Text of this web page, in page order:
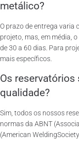
metálico?
O prazo de entrega varia
projeto, mas, em média,
de 30 a 60 dias. Para
mais específicos.
Os
qualidade?
Sim, todos os nossos
normas da ABNT
(American